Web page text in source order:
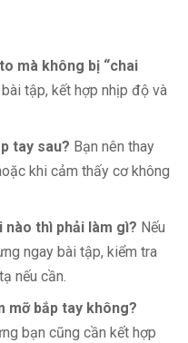
mà không bị “chai
tập, kết hợp nhịp độ và
tay sau? Bạn nên thay
khi cảm thấy cơ không
nào thì phải làm gì? Nếu
ngay bài tập, kiểm tra
nếu cần.
mỡ bắp tay không?
bạn cũng cần kết hợp